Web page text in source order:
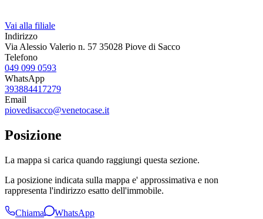
Vai alla filiale
Indirizzo
Via Alessio Valerio n. 57 35028 Piove di Sacco
Telefono
049 099 0593
WhatsApp
393884417279
Email
piovedisacco@venetocase.it
Posizione
La mappa si carica quando raggiungi questa sezione.
La posizione indicata sulla mappa e' approssimativa e non
rappresenta l'indirizzo esatto dell'immobile.
Chiama WhatsApp